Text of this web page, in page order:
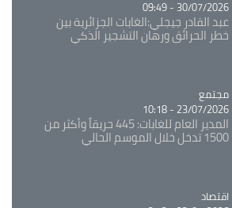
30/07/2026 - 09:49
عبد القادر جيجلي:الغابات الجزائرية بين
خطر الحرائق ورهان التشجير الذكي
Catégorie
مجتمع
23/07/2026 - 10:18
المدير العام للغابات: 445 حريقاً وأكثر من
1500 تدخل خلال الموسم الحالي
Catégorie
اقتصاد